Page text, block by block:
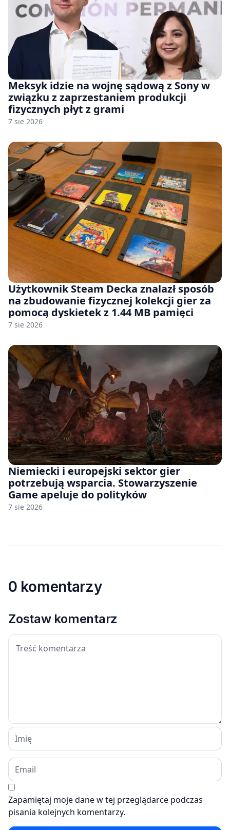
Meksyk idzie na wojnę sądową z Sony w
związku z zaprzestaniem produkcji
fizycznych płyt z grami
7 sie 2026
Użytkownik Steam Decka znalazł sposób
na zbudowanie fizycznej kolekcji gier za
pomocą dyskietek z 1.44 MB pamięci
7 sie 2026
Niemiecki i europejski sektor gier
potrzebują wsparcia. Stowarzyszenie
Game apeluje do polityków
7 sie 2026
0 komentarzy
Zostaw komentarz
Zapamiętaj moje dane w tej przeglądarce podczas
pisania kolejnych komentarzy.